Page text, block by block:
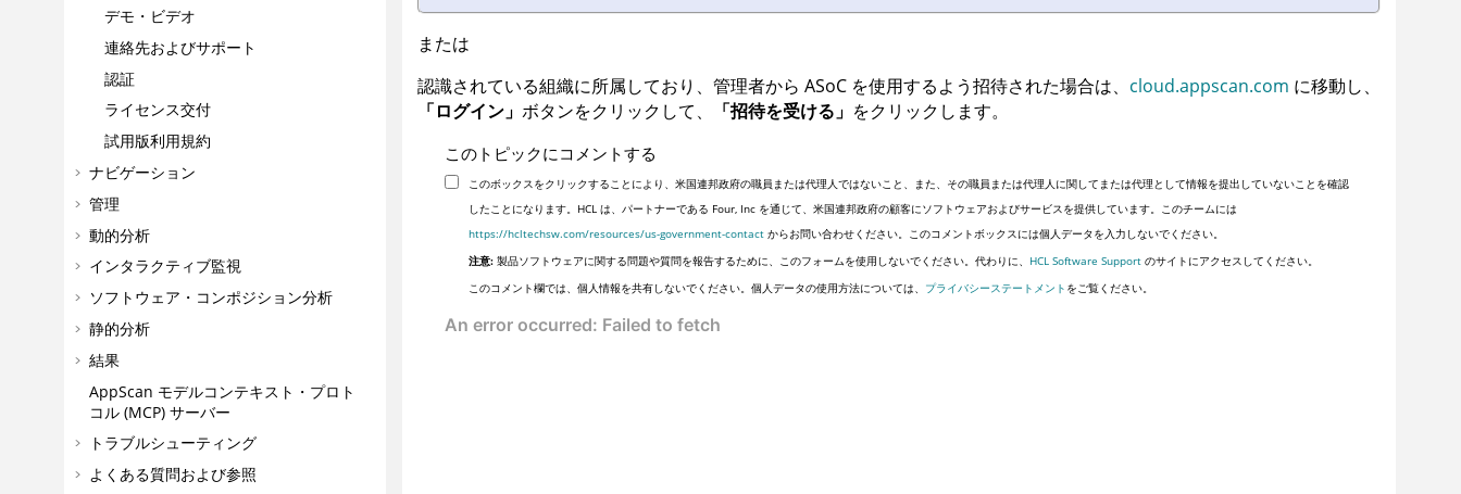
デモ・ビデオ
連絡先およびサポート
認証
ライセンス交付
試用版利用規約
ナビゲーション
管理
動的分析
インタラクティブ監視
ソフトウェア・コンポジション分析
静的分析
結果
AppScan モデルコンテキスト・プロト
コル (MCP) サーバー
トラブルシューティング
よくある質問および参照
または
認識されている組織に所属しており、管理者から ASoCを使用するよう招待された場合は、 cloud.appscan.com に移動し、
「ログイン」 ボタンをクリックして、 「招待を受ける」 をクリックします。
このトピックにコメントする
このボックスをクリックすることにより、米国連邦政府の職員または代理人ではないこと、また、その職員または代理人に関してまたは代理として情報を提出していないことを確認
したことになります。HCL は、パートナーである Four, Inc を通じて、米国連邦政府の顧客にソフトウェアおよびサービスを提供しています。このチームには
https://hcltechsw.com/resources/us-government-contact からお問い合わせください。このコメントボックスには個人データを入力しないでください。
注意: 製品ソフトウェアに関する問題や質問を報告するために、このフォームを使用しないでください。代わりに、 HCL Software Support のサイトにアクセスしてください。
このコメント欄では、個人情報を共有しないでください。個人データの使用方法については、 プライバシーステートメント をご覧ください。